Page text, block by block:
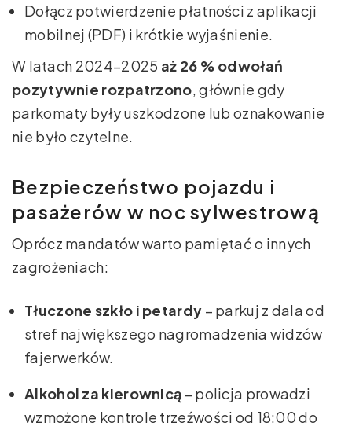
Dołącz potwierdzenie płatności z aplikacji
mobilnej (PDF) i krótkie wyjaśnienie.
W latach 2024–2025 aż 26 % odwołań
pozytywnie rozpatrzono, głównie gdy
parkomaty były uszkodzone lub oznakowanie
nie było czytelne.
Bezpieczeństwo pojazdu i
pasażerów w noc sylwestrową
Oprócz mandatów warto pamiętać o innych
zagrożeniach:
Tłuczone szkło i petardy – parkuj z dala od
stref największego nagromadzenia widzów
fajerwerków.
Alkohol za kierownicą – policja prowadzi
wzmożone kontrole trzeźwości od 18:00 do